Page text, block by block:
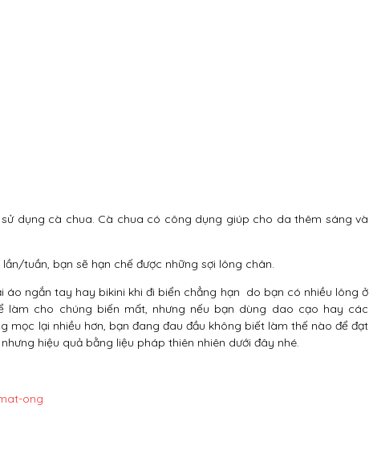
dụng cà chua. Cà chua có công dụng giúp cho da thêm sáng và
tuần, bạn sẽ hạn chế được những sợi lông chân.
ngắn tay hay bikini khi đi biển chẳng hạn do bạn có nhiều lông ở
làm cho chúng biến mất, nhưng nếu bạn dùng dao cạo hay các
mọc lại nhiều hơn, bạn đang đau đầu không biết làm thế nào để đạt
hiệu quả bằng liệu pháp thiên nhiên dưới đây nhé.